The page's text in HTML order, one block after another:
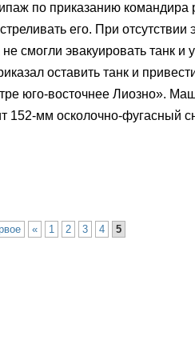
по приказанию командира
его. При отсутствии
смогли эвакуировать танк
оставить танк и
юго-восточнее Лиозно».
152-мм осколочно-фугасный
« 1 2 3 4 5